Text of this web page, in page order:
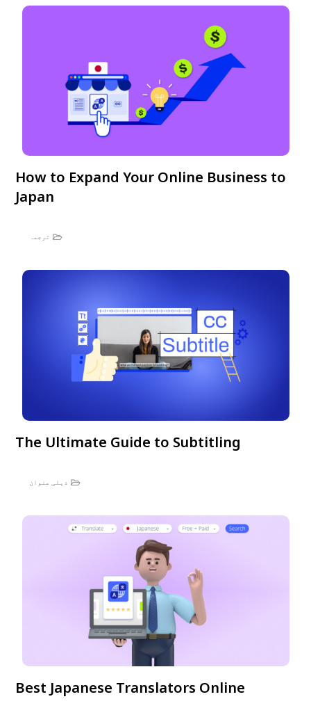
How to Expand Your Online Business to
Japan
ترجمہ
The Ultimate Guide to Subtitling
ذیلی عنوان
Best Japanese Translators Online